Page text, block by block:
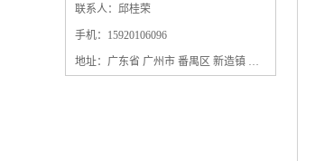
保安过滤器滤芯
联系人：邱桂荣
手机：15920106096
地址：广东省 广州市 番禺区 新造镇 新造镇石角咀街4号三楼之一